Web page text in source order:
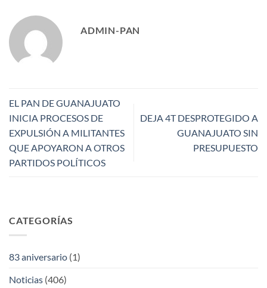
ADMIN-PAN
EL PAN DE GUANAJUATO
INICIA PROCESOS DE
EXPULSIÓN A MILITANTES
QUE APOYARON A OTROS
PARTIDOS POLÍTICOS
DEJA 4T DESPROTEGIDO A
GUANAJUATO SIN
PRESUPUESTO
CATEGORÍAS
83 aniversario (1)
Noticias (406)